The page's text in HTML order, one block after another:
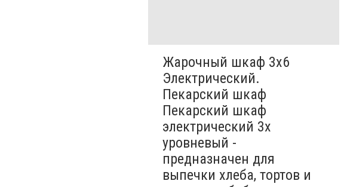
Жарочный шкаф 3х6
Электрический.
Пекарский шкаф
Пекарский шкаф
электрический 3х
уровневый -
предназначен для
выпечки хлеба, тортов и